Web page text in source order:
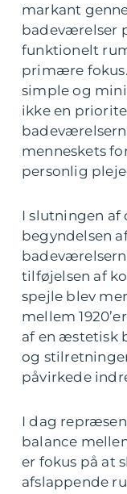
markant
badeværelser
funktionelt
primære
simple og
ikke en
menneskets
personlig
I slutningen af
begyndelsen
tilføjelsen af
spejle blev
mellem
af en æstetisk
og
påvirkede
I dag
balance
er fokus på at
afslappende